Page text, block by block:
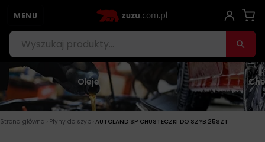
MENU
Oleje
Strona główna › Płyny do szyb › AUTOLAND SP CHUSTECZKI DO SZYB 25SZT